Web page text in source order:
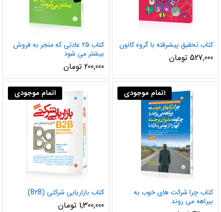
کتاب تحقیق پیشرفته با گروه کانون
527,000 تومان
کتاب ۲۵ عادتی که منجر به فروش
بیشتر می شود
200,000 تومان
اتمام موجودی
کتاب چرا شرکت های خوب به
بیراهه می روند
اتمام موجودی
کتاب بازاریابی شرکتی (B2B)
1,300,000 تومان